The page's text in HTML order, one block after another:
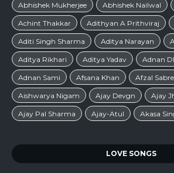
Abhishek Mukherjee Abhishek Nailwal
Achint Thakkar Adithyan A Prithviraj
Aditi Singh Sharma Aditya Narayan
Aditya Rikhari Aditya Yadav Adnan
Adnan Sami Afsana Khan Afzal Sabre
Aishwarya Nigam Ajay Devgn Ajay
Ajay Pal Sharma Ajay-Atul Akasa
LOVE SONGS